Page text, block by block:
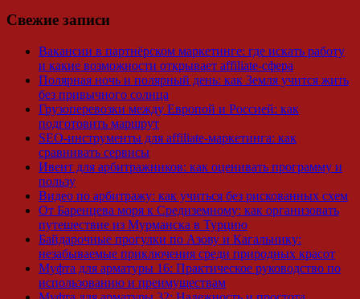
Свежие записи
Вакансии в партнёрском маркетинге: где искать работу
и какие возможности открывает affiliate-сфера
Полярная ночь и полярный день: как Земля учится жить
без привычного солнца
Грузоперевозки между Европой и Россией: как
подготовить маршрут
SEO-инструменты для affiliate-маркетинга: как
сравнивать сервисы
Ивент для арбитражников: как оценивать программу и
пользу
Видео по арбитражу: как учиться без рискованных схем
От Баренцева моря к Средиземному: как организовать
путешествие из Мурманска в Турцию
Байдарочные прогулки по Азову и Кагальнику:
незабываемые приключения среди природных красот
Муфта для арматуры 16: Практическое руководство по
использованию и преимуществам